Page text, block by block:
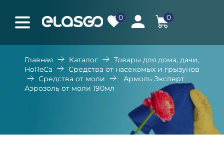
0 0
Главная Каталог
Товары для дома, дачи,
HoReCa
Средства от насекомых и грызунов
Средства от моли
Армоль Эксперт
Аэрозоль от моли 190мл